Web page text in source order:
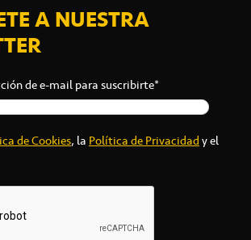
A NUESTRA
de e-mail para suscribirte*
de Cookies, la Política de Privacidady el